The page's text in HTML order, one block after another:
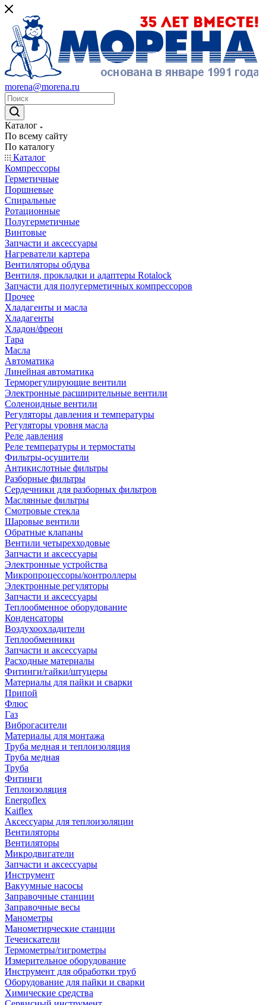
morena@morena.ru
Каталог
По всему сайту
По каталогу
Каталог
Компрессоры
Герметичные
Поршневые
Спиральные
Ротационные
Полугерметичные
Винтовые
Запчасти и аксессуары
Нагреватели картера
Вентиляторы обдува
Вентиля, прокладки и адаптеры Rotalock
Запчасти для полугерметичных компрессоров
Прочее
Хладагенты и масла
Хладагенты
Хладон/фреон
Тара
Масла
Автоматика
Линейная автоматика
Терморегулирующие вентили
Электронные расширительные вентили
Соленоидные вентили
Регуляторы давления и температуры
Регуляторы уровня масла
Реле давления
Реле температуры и термостаты
Фильтры-осушители
Антикислотные фильтры
Разборные фильтры
Сердечники для разборных фильтров
Маслянные фильтры
Смотровые стекла
Шаровые вентили
Обратные клапаны
Вентили четырехходовые
Запчасти и аксессуары
Электронные устройства
Микропроцессоры/контроллеры
Электронные регуляторы
Запчасти и аксессуары
Теплообменное оборудование
Конденсаторы
Воздухоохладители
Теплообменники
Запчасти и аксессуары
Расходные материалы
Фитинги/гайки/штуцеры
Материалы для пайки и сварки
Припой
Флюс
Газ
Виброгасители
Материалы для монтажа
Труба медная и теплоизоляция
Труба медная
Труба
Фитинги
Теплоизоляция
Energoflex
Kaiflex
Аксессуары для теплоизоляции
Вентиляторы
Вентиляторы
Микродвигатели
Запчасти и аксессуары
Инструмент
Вакуумные насосы
Заправочные станции
Заправочные весы
Манометры
Манометирческие станции
Течеискатели
Термометры/гигрометры
Измерительное оборудование
Инструмент для обработки труб
Оборудование для пайки и сварки
Химические средства